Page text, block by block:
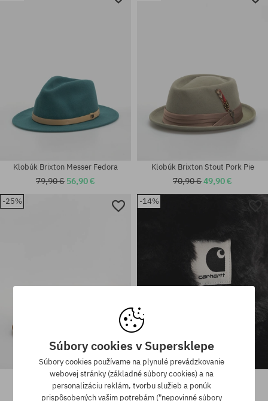
Klobúk Brixton Messer Fedora
79,90 € 56,90 €
Klobúk Brixton Stout Pork Pie
70,90 €49,90 €
-25%
Klobúk Brixton Swindle
Convertabrim Fedora
110,90 €82,90 €
-14%
Klobúk Carhartt WIP Olney
49,90 € 42,90 €
Súbory cookies v Supersklepe
Súbory cookies používame na plynulé prevádzkovanie
webovej stránky (základné súbory cookies) a na
personalizáciu reklám, tvorbu služieb a ponúk
prispôsobených vašim potrebám ("nepovinné súbory